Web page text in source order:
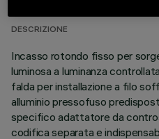
DESCRIZIONE
Incasso rotondo fisso per
luminosa a luminanza
falda per installazione a filo
alluminio pressofuso
specifico adattatore da
codifica separata e